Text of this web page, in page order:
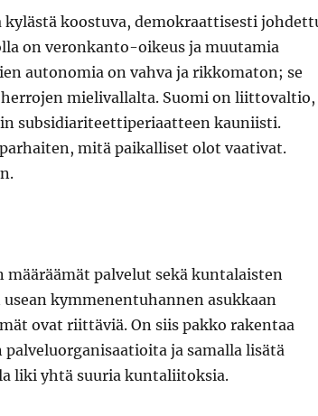
koostuva, demokraattisesti
on veronkanto-oikeus ja muutamia
autonomia on vahva ja rikkomaton; se
mielivallalta. Suomi on liittovaltio,
subsidiariteettiperiaatteen kauniisti.
mitä paikalliset olot vaativat.
palvelut sekä kuntalaisten
kymmenentuhannen asukkaan
ovat riittäviä. On siis pakko rakentaa
ja samalla lisätä
liki yhtä suuria kuntaliitoksia.